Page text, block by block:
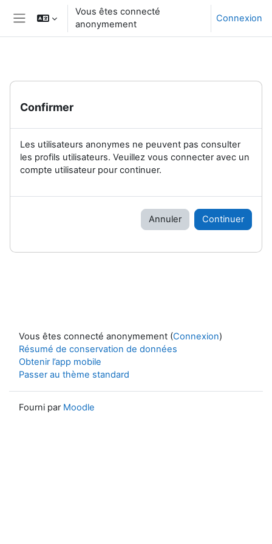
Passer au contenu principal
Panneau latéral
Vous êtes connecté
anonymement
Connexion
Confirmer
Les utilisateurs anonymes ne peuvent pas consulter
les profils utilisateurs. Veuillez vous connecter avec un
compte utilisateur pour continuer.
Annuler Continuer
Vous êtes connecté anonymement (Connexion)
Résumé de conservation de données
Obtenir l’app mobile
Passer au thème standard
Fourni par Moodle